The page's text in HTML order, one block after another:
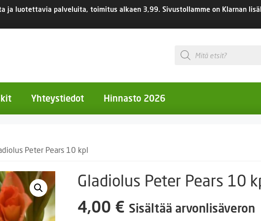
ja luotettavia palveluita, toimitus alkaen 3,99. Sivustollamme on Klarnan
Products
search
kukat
Ruukut
Yhteystiedot Hinnasto 2026
Peter Pears 10 kpl
Gladiolus Peter Pears 10
4,00 € Sisältää arvonlisäveron